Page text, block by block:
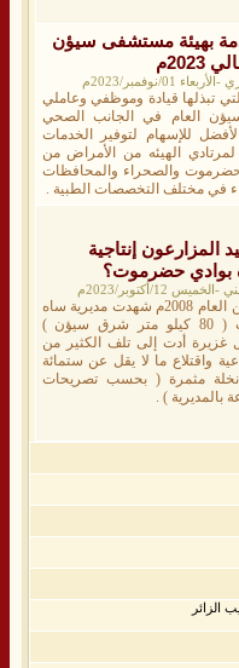
بهيئة مستشفى سيؤن
2023م
تبذلها قيادة وموظفي وعاملي
العام في الجانب الصحي
للإسهام لتوفير الخدمات
لمرتادي الهيئه من الأمراض من
حضرموت والصحراء والمحافظات
في مختلف التخصصات الطبية .
المزارعون إنتاجية
أكتوبر/2023م
في 24 أكتوبر من العام 2008م شهدت مديرية ساه
بوادي حضرموت ( 80 كيلو متر شرق سيؤن )
غزيرة أدت إلى تلف الكثير من
واقتلاع ما لا يقل عن ستمائة
مثمرة ( بحسب تصريحات
بالمديرية ) .